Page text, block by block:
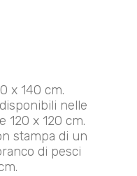
x 140 cm.
nelle
120 x 120 cm.
stampa di un
di pesci